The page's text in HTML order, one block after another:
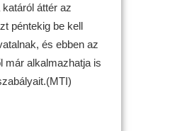
áttér az
péntekig be kell
és ebben az
már alkalmazhatja is